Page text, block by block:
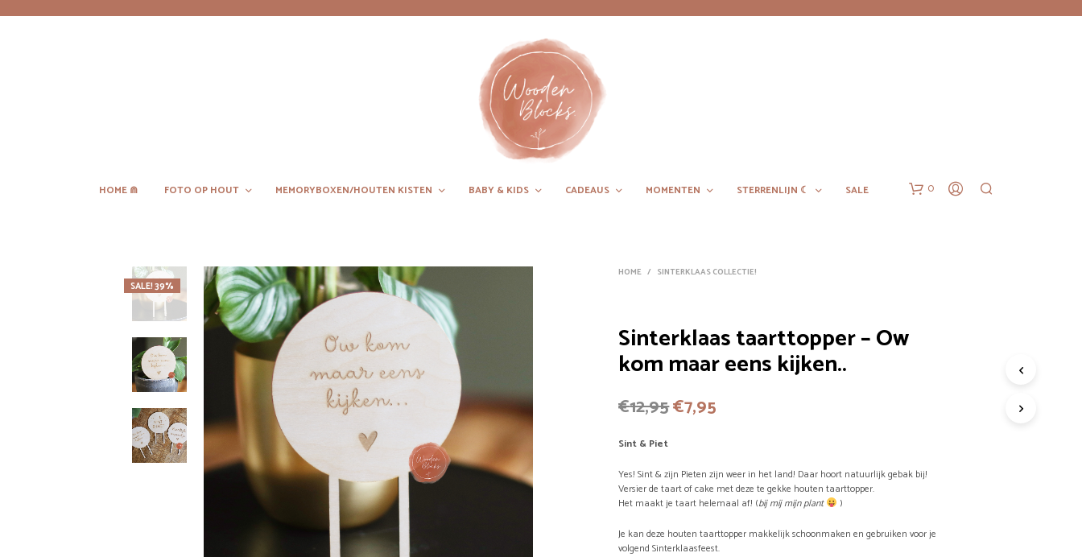
HOME ⋒ FOTO OP HOUT MEMORYBOXEN/HOUTEN KISTEN BABY & KIDS CADEAUS MOMENTEN STERRENLIJN ☾ SALE 0
SALE! 39%
HOME / SINTERKLAAS COLLECTIE!
Sinterklaas taarttopper – Ow
kom maar eens kijken..
€12,95Oorspronkelijke
€12,95.
€7,95
€7,95.
Sint & Piet
Yes! Sint & zijn Pieten zijn weer in het land! Daar hoort natuurlijk gebak bij!
Versier de taart of cake met deze te gekke houten taarttopper.
Het maakt je taart helemaal af! (bij mij mijn plant
)
Je kan deze houten taarttopper makkelijk schoonmaken en gebruiken voor je
volgend Sinterklaasfeest.